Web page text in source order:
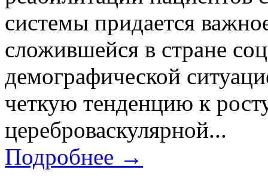
системы придается
сложившейся в стране
демографической
четкую тенденцию к
цереброваскулярной...
Подробнее →